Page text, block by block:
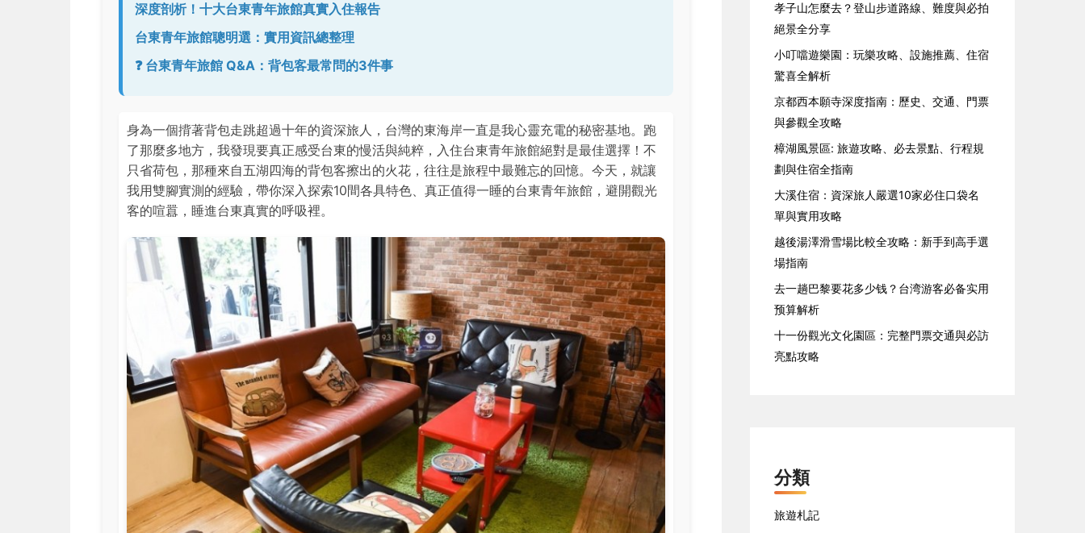
深度剖析！十大台東青年旅館真實入住報告
台東青年旅館聰明選：實用資訊總整理
❓ 台東青年旅館 Q&A：背包客最常問的3件事
身為一個揹著背包走跳超過十年的資深旅人，台灣的東海岸一直是我心靈充電的秘密基地。跑
了那麼多地方，我發現要真正感受台東的慢活與純粹，入住台東青年旅館絕對是最佳選擇！不
只省荷包，那種來自五湖四海的背包客擦出的火花，往往是旅程中最難忘的回憶。今天，就讓
我用雙腳實測的經驗，帶你深入探索10間各具特色、真正值得一睡的台東青年旅館，避開觀光
客的喧囂，睡進台東真實的呼吸裡。
孝子山怎麼去？登山步道路線、難度與必拍
絕景全分享
小叮噹遊樂園：玩樂攻略、設施推薦、住宿
驚喜全解析
京都西本願寺深度指南：歷史、交通、門票
與參觀全攻略
樟湖風景區: 旅遊攻略、必去景點、行程規
劃與住宿全指南
大溪住宿：資深旅人嚴選10家必住口袋名
單與實用攻略
越後湯澤滑雪場比較全攻略：新手到高手選
場指南
去一趟巴黎要花多少钱？台湾游客必备实用
预算解析
十一份觀光文化園區：完整門票交通與必訪
亮點攻略
分類
旅遊札記